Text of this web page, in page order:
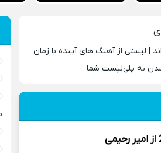
| لیستی از آهنگ‌ های آینده با زمان
به پلی‌لیست شما
ازامیر رحیمی